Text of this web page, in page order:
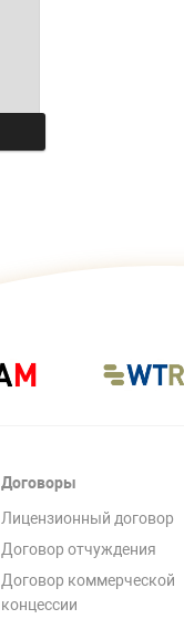
Договоры
Лицензионный договор
Договор отчуждения
Договор коммерческой
концессии